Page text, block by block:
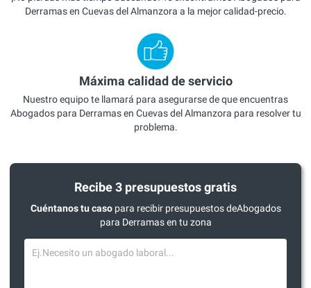
Derramas en Cuevas del Almanzora a la mejor calidad-precio.
Máxima calidad de servicio
Nuestro equipo te llamará para asegurarse de que encuentras
Abogados para Derramas en Cuevas del Almanzora para resolver tu
problema.
Recibe 3 presupuestos gratis
Cuéntanos tu casopara recibir presupuestos deAbogados
para Derramas en tu zona